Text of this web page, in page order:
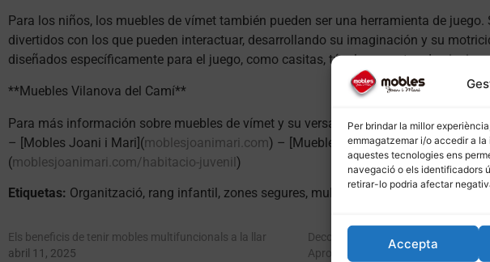
Per brindar la millor
emmagatzemar i/o accedir a
aquestes tecnologies ens
navegació o els identificadors
retirar-lo podria afectar
Accepta
Para los niños, los muebles de vímet también pueden ser una herramienta de
divertidos con los que pueden interactuar, desarrollando su imaginación y su
diseñados específicamente para el juego, como casitas, túneles o cestas de picnic.
**Muebles Vilanova del Camí**
Para más información sobre muebles de vímet y su versatilidad, visita nuestras
– [Mobles Joani i Mari](moblesjoanimari.com) – [Muebles para el comedor](
(moblesjoanimari.com/habitacio-juvenil)
Etiquetas: Organització, rang infantil, zones segures, multifuncional, joc
Els beneficis de tenir mobles multifuncionals a la llar
abril 11, 2025
Decoración Vertical: 5 Ideas de
Aprovechar Esas Paredes Muertas.